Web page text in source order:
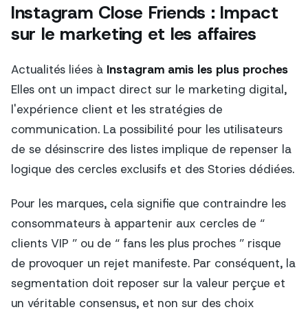
Instagram Close Friends : Impact
sur le marketing et les affaires
Actualités liées à Instagram amis les plus proches
Elles ont un impact direct sur le marketing digital,
l'expérience client et les stratégies de
communication. La possibilité pour les utilisateurs
de se désinscrire des listes implique de repenser la
logique des cercles exclusifs et des Stories dédiées.
Pour les marques, cela signifie que contraindre les
consommateurs à appartenir aux cercles de “
clients VIP ” ou de “ fans les plus proches ” risque
de provoquer un rejet manifeste. Par conséquent, la
segmentation doit reposer sur la valeur perçue et
un véritable consensus, et non sur des choix